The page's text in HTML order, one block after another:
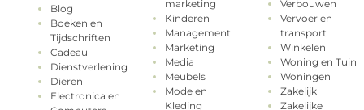
Blog
Boeken en
Tijdschriften
Cadeau
Dienstverlening
Dieren
Electronica en
marketing
Kinderen
Management
Marketing
Media
Meubels
Mode en
Kleding
Verbouwen
Vervoer en
transport
Winkelen
Woning en Tuin
Woningen
Zakelijk
Zakelijke